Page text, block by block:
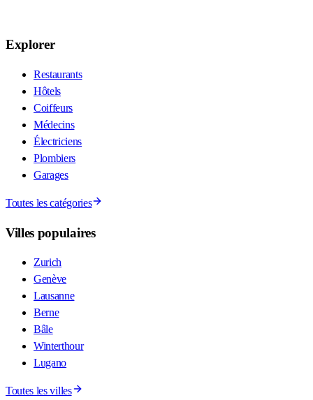
Explorer
Restaurants
Hôtels
Coiffeurs
Médecins
Électriciens
Plombiers
Garages
Toutes les catégories
Villes populaires
Zurich
Genève
Lausanne
Berne
Bâle
Winterthour
Lugano
Toutes les villes